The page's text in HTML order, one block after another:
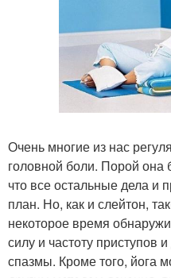
Очень многие из нас
головной боли. Порой она
что все остальные дела и
план. Но, как и слейтон,
некоторое время
силу и частоту приступов
спазмы. Кроме того, йога